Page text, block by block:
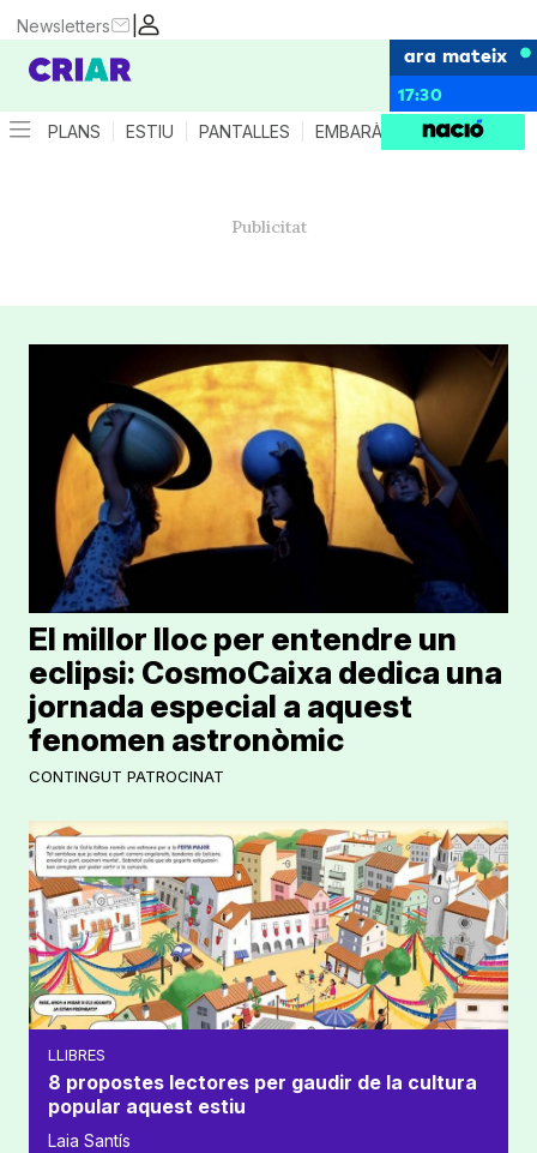
|
Newsletters
ara mateix
17:30
PLANS ESTIU PANTALLES EMBARÀS CRIANÇA
CONTINGUT PATROCINAT
El millor lloc per entendre un
eclipsi: CosmoCaixa dedica una
jornada especial a aquest
fenomen astronòmic
LLIBRES
8 propostes lectores per gaudir de la cultura
popular aquest estiu
Laia Santís